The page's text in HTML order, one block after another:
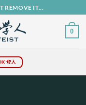
REMOVE IT...
0
登入